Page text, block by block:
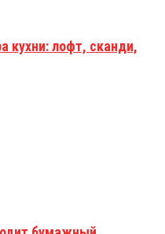
кухни: лофт, сканди,